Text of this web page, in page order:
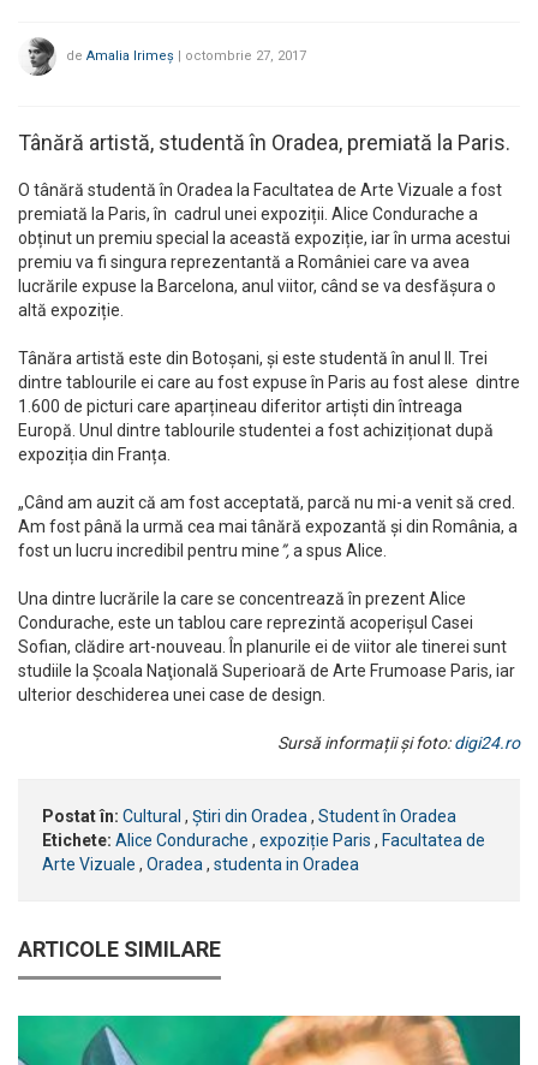
de Amalia Irimeș | octombrie 27, 2017
Tânără artistă, studentă în Oradea, premiată la Paris.
O tânără studentă în Oradea la Facultatea de Arte Vizuale a fost
premiată la Paris, în cadrul unei expoziții. Alice Condurache a
obținut un premiu special la această expoziție, iar în urma acestui
premiu va fi singura reprezentantă a României care va avea
lucrările expuse la Barcelona, anul viitor, când se va desfășura o
altă expoziție.
Tânăra artistă este din Botoșani, și este studentă în anul II. Trei
dintre tablourile ei care au fost expuse în Paris au fost alese dintre
1.600 de picturi care aparțineau diferitor artiști din întreaga
Europă. Unul dintre tablourile studentei a fost achiziționat după
expoziția din Franța.
„Când am auzit că am fost acceptată, parcă nu mi-a venit să cred.
Am fost până la urmă cea mai tânără expozantă şi din România, a
fost un lucru incredibil pentru mine”,a spus Alice.
Una dintre lucrările la care se concentrează în prezent Alice
Condurache, este un tablou care reprezintă acoperişul Casei
Sofian, clădire art-nouveau. În planurile ei de viitor ale tinerei sunt
studiile la Şcoala Naţională Superioară de Arte Frumoase Paris, iar
ulterior deschiderea unei case de design.
Sursă informații și foto:digi24.ro
Postat în: Cultural , Știri din Oradea , Student în Oradea
Etichete: Alice Condurache , expoziție Paris , Facultatea de
Arte Vizuale , Oradea , studenta in Oradea
ARTICOLE SIMILARE